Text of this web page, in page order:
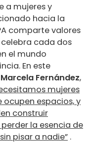
a mujeres y
hacia la
comparte valores
cada dos
el mundo
En este
Marcela Fernández,
mujeres
ocupen espacios, y
construir
la esencia de
pisar a nadie” .